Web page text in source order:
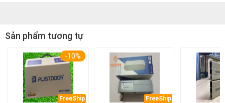
Sản phẩm tương tự
FreeShip
-10%
FreeShip